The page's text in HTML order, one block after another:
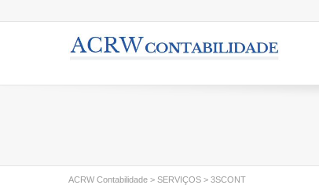
ACRW Contabilidade > SERVIÇOS > 3SCONT